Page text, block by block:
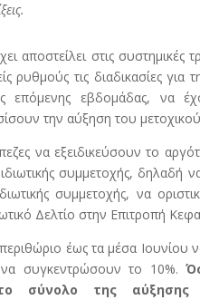
αποστείλει στις συστημικές
ρυθμούς τις διαδικασίες
επόμενης εβδομάδας, να
την αύξηση του
να εξειδικεύσουν το
συμμετοχής, δηλαδή
συμμετοχής, να
Δελτίο στην Επιτροπή
έως τα μέσα
να συγκεντρώσουν το 10%.
το σύνολο της